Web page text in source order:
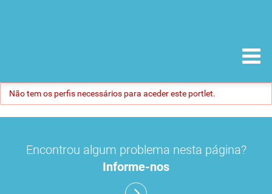
Não tem os perfis necessários para aceder este portlet.
Encontrou algum problema nesta página?
Informe-nos